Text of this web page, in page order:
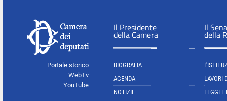
Portale storico
WebTv
YouTube
Il Presidente
della Camera
BIOGRAFIA
AGENDA
NOTIZIE
Il
della
LAVORI
LEGGI E